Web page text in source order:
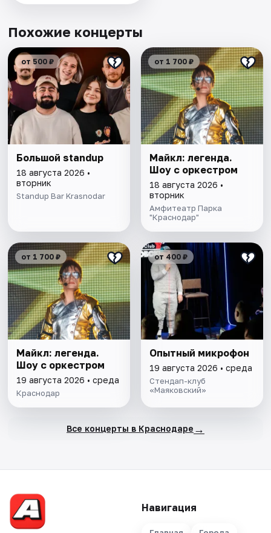
Похожие концерты
от 500 ₽
Большой standup
18 августа 2026 •
вторник
Standup Bar Krasnodar
от 1 700 ₽
Майкл: легенда.
Шоу с оркестром
18 августа 2026 •
вторник
Амфитеатр Парка
"Краснодар"
от 1 700 ₽
Майкл: легенда.
Шоу с оркестром
19 августа 2026 • среда
Краснодар
от 400 ₽
Опытный микрофон
19 августа 2026 • среда
Стендап-клуб
«Маяковский»
Все концерты в Краснодаре →
Навигация